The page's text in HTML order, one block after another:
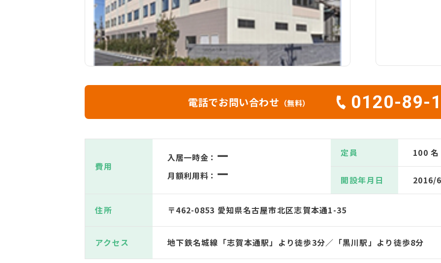
電話でお問い合わせ （無料） 0120-89-
費用
入居一時金： ー
月額利用料： ー
定員 100 名
開設年月日 2016/
住所 〒462-0853 愛知県名古屋市北区志賀本通1-35
アクセス 地下鉄名城線「志賀本通駅」より徒歩3分／「黒川駅」より徒歩8分